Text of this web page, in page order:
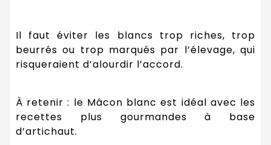
Il faut éviter les blancs trop riches, trop
beurrés ou trop marqués par l’élevage, qui
risqueraient d’alourdir l’accord.
À retenir : le Mâcon blanc est idéal avec les
recettes plus gourmandes à base
d’artichaut.